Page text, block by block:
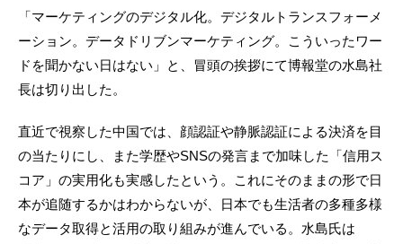
「マーケティングのデジタル化。デジタルトランスフォーメ
ーション。データドリブンマーケティング。こういったワー
ドを聞かない日はない」と、冒頭の挨拶にて博報堂の水島社
長は切り出した。
直近で視察した中国では、顔認証や静脈認証による決済を目
の当たりにし、また学歴やSNSの発言まで加味した「信用ス
コア」の実用化も実感したという。これにそのままの形で日
本が追随するかはわからないが、日本でも生活者の多種多様
なデータ取得と活用の取り組みが進んでいる。水島氏は